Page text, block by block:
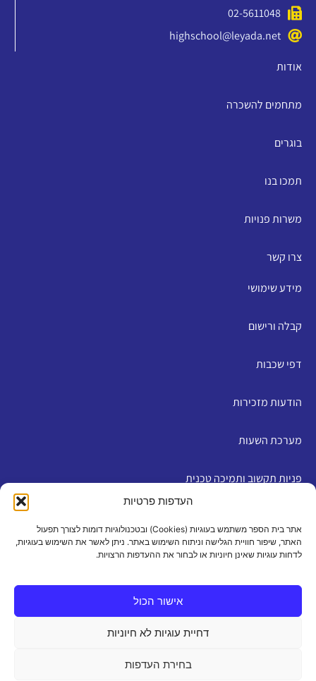
העדפות פרטיות
אתר בית הספר משתמש בעוגיות (Cookies) ובטכנולוגיות דומות לצורך תפעול
האתר, שיפור חוויית הגלישה וניתוח השימוש באתר. ניתן לאשר את השימוש בעוגיות,
לדחות עוגיות שאינן חיוניות או לבחור את ההעדפות הרצויות.
אישור הכול
דחיית עוגיות לא חיוניות
בחירת העדפות
02-5611048
highschool@leyada.net
אודות
מתחמים להשכרה
בוגרים
תמכו בנו
משרות פנויות
צרו קשר
מידע שימושי
קבלה ורישום
דפי שכבות
הודעות מזכירות
מערכת השעות
פניות תקשוב ותמיכה טכנית
מדיניות פרטיות|תנאי שימוש|הצהרת נגישות|מדיניות
עוגיות